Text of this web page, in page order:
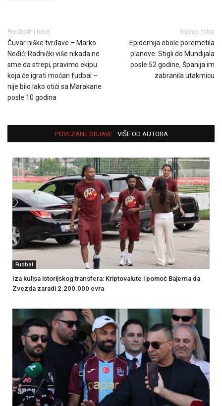
Predhodni tekst
Čuvar niške tvrđave – Marko
Neđić: Radnički više nikada ne
sme da strepi, pravimo ekipu
koja će igrati moćan fudbal –
nije bilo lako otići sa Marakane
posle 10 godina
Sledeći tekst
Epidemija ebole poremetila
planove: Stigli do Mundijala
posle 52 godine, Španija im
zabranila utakmicu
POVEZANE OBJAVE VIŠE OD AUTORA
Fudbal
Iza kulisa istorijskog transfera: Kriptovalute i pomoć Bajerna da
Zvezda zaradi 2.200.000 evra